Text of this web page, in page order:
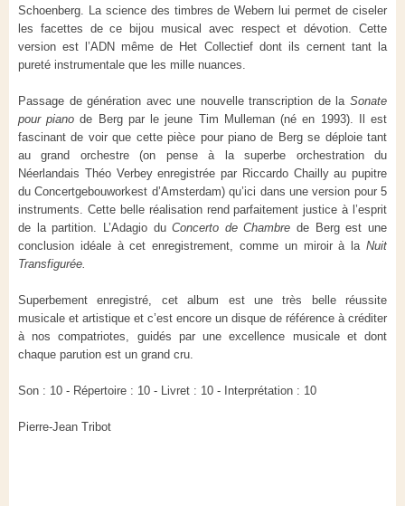
Schoenberg. La science des timbres de Webern lui permet de ciseler
les facettes de ce bijou musical avec respect et dévotion. Cette
version est l’ADN même de Het Collectief dont ils cernent tant la
pureté instrumentale que les mille nuances.
Passage de génération avec une nouvelle transcription de la Sonate
pour piano de Berg par le jeune Tim Mulleman (né en 1993). Il est
fascinant de voir que cette pièce pour piano de Berg se déploie tant
au grand orchestre (on pense à la superbe orchestration du
Néerlandais Théo Verbey enregistrée par Riccardo Chailly au pupitre
du Concertgebouworkest d’Amsterdam) qu’ici dans une version pour 5
instruments. Cette belle réalisation rend parfaitement justice à l’esprit
de la partition. L’Adagio duConcerto de Chambre de Berg est une
conclusion idéale à cet enregistrement, comme un miroir à la Nuit
Transfigurée.
Superbement enregistré, cet album est une très belle réussite
musicale et artistique et c’est encore un disque de référence à créditer
à nos compatriotes, guidés par une excellence musicale et dont
chaque parution est un grand cru.
Son : 10 - Répertoire : 10 - Livret : 10 - Interprétation : 10
Pierre-Jean Tribot